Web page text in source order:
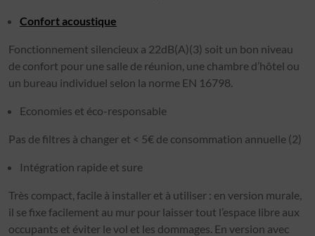
Confort acoustique
Fonctionnement silencieux a 22dB(A)(3) soit un bon niveau
de confort pour une salle de réunion, une chambre d’hôtel ou
un bureau individuel selon la norme EN 16798.
Economies et éco-responsable
Pas de filtres à changer et < 5€ de consommation annuelle (2)
Intégration rapide et sure
Très compact, facile à installer et à utiliser : en version murale,
il se fixe facilement au mur pour laisser tout l’espace libre aux
occupants et éviter le vol et les dommages. En version avec